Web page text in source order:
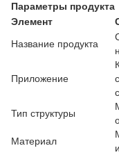
Параметры продукта
Элемент
Название продукта
Приложение
Тип структуры
Материал